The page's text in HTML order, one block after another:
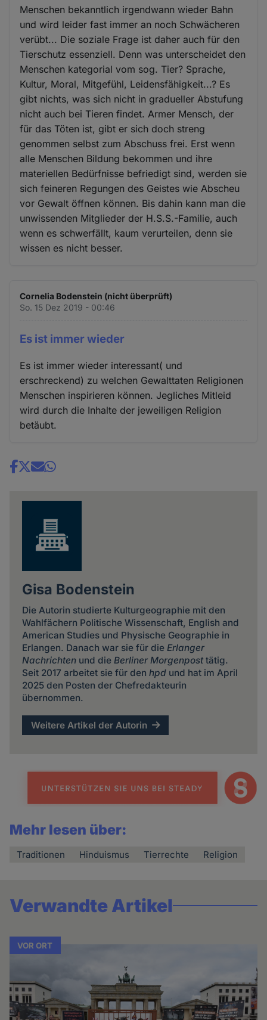
Menschen bekanntlich irgendwann wieder Bahn
und wird leider fast immer an noch Schwächeren
verübt... Die soziale Frage ist daher auch für den
Tierschutz essenziell. Denn was unterscheidet den
Menschen kategorial vom sog. Tier? Sprache,
Kultur, Moral, Mitgefühl, Leidensfähigkeit...? Es
gibt nichts, was sich nicht in gradueller Abstufung
nicht auch bei Tieren findet. Armer Mensch, der
für das Töten ist, gibt er sich doch streng
genommen selbst zum Abschuss frei. Erst wenn
alle Menschen Bildung bekommen und ihre
materiellen Bedürfnisse befriedigt sind, werden sie
sich feineren Regungen des Geistes wie Abscheu
vor Gewalt öffnen können. Bis dahin kann man die
unwissenden Mitglieder der H.S.S.-Familie, auch
wenn es schwerfällt, kaum verurteilen, denn sie
wissen es nicht besser.
Cornelia Bodenstein (nicht überprüft)
So. 15 Dez 2019 - 00:46
Es ist immer wieder
Es ist immer wieder interessant( und
erschreckend) zu welchen Gewalttaten Religionen
Menschen inspirieren können. Jegliches Mitleid
wird durch die Inhalte der jeweiligen Religion
betäubt.
Share
Gisa Bodenstein
Die Autorin studierte Kulturgeographie mit den
Wahlfächern Politische Wissenschaft, English and
American Studies und Physische Geographie in
Erlangen. Danach war sie für die Erlanger
Nachrichtenund die Berliner Morgenposttätig.
Seit 2017 arbeitet sie für den hpdund hat im April
2025 den Posten der Chefredakteurin
übernommen.
Weitere Artikel der Autorin
Mehr lesen über:
Traditionen Hinduismus Tierrechte Religion
Verwandte Artikel
VOR ORT